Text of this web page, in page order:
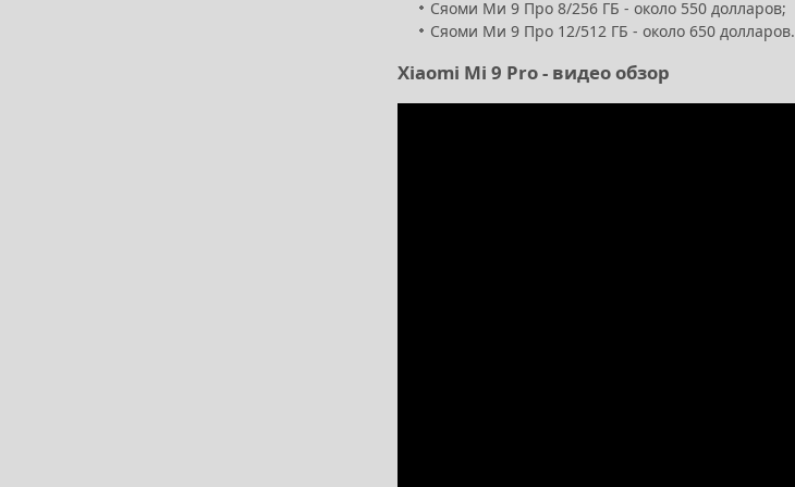
Сяоми Ми 9 Про 8/256 ГБ - около 550 долларов;
Сяоми Ми 9 Про 12/512 ГБ - около 650 долларов.
Xiaomi Mi 9 Pro - видео обзор